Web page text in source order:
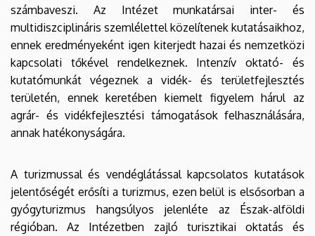
számbaveszi. Az Intézet munkatársai inter- és
multidiszciplináris szemlélettel közelítenek kutatásaikhoz,
ennek eredményeként igen kiterjedt hazai és nemzetközi
kapcsolati tőkével rendelkeznek. Intenzív oktató- és
kutatómunkát végeznek a vidék- és területfejlesztés
területén, ennek keretében kiemelt figyelem hárul az
agrár- és vidékfejlesztési támogatások felhasználására,
annak hatékonyságára.
A turizmussal és vendéglátással kapcsolatos kutatások
jelentőségét erősíti a turizmus, ezen belül is elsősorban a
gyógyturizmus hangsúlyos jelenléte az Észak-alföldi
régióban. Az Intézetben zajló turisztikai oktatás és